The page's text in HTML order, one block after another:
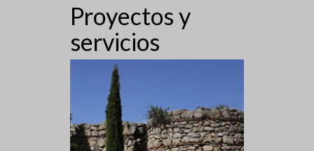
Proyectos y
servicios